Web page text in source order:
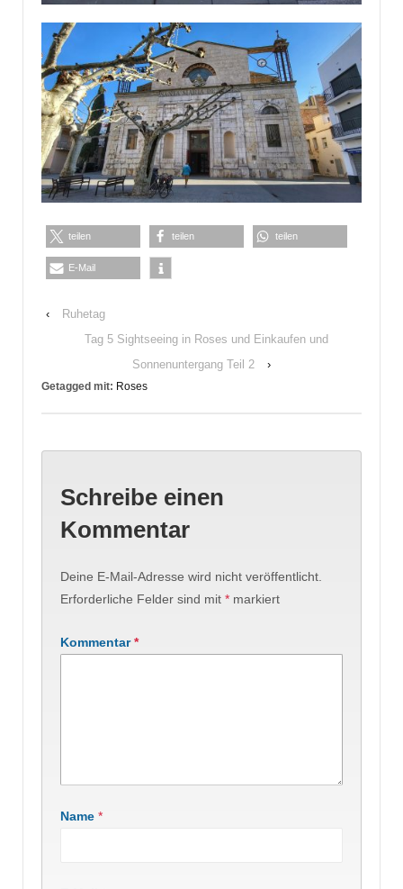
teilen teilen teilen
E-Mail
‹
Ruhetag
Tag 5 Sightseeing in Roses und Einkaufen und
Sonnenuntergang Teil 2
›
Getagged mit: Roses
Schreibe einen
Kommentar
Deine E-Mail-Adresse wird nicht veröffentlicht.
Erforderliche Felder sind mit * markiert
Kommentar*
Name *